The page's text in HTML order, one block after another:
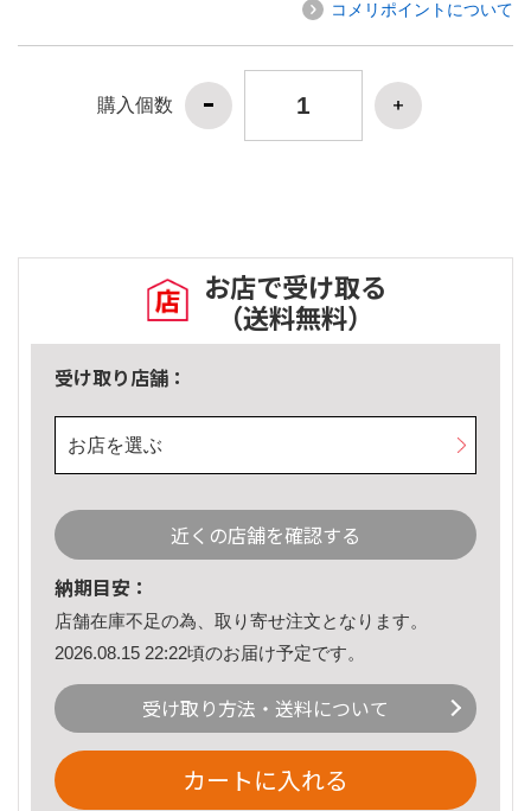
コメリポイントについて
購入個数
お店で受け取る
（送料無料）
受け取り店舗：
お店を選ぶ
近くの店舗を確認する
納期目安：
店舗在庫不足の為、取り寄せ注文となります。
2026.08.15 22:22頃のお届け予定です。
受け取り方法・送料について
カートに入れる